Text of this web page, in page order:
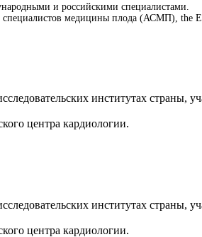
и российскими специалистами.
медицины плода (АСМП), the
институтах страны,
центра кардиологии.
институтах страны,
центра кардиологии.